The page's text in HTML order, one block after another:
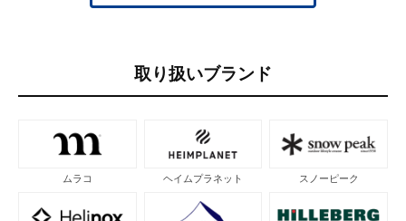
取り扱いブランド
ムラコ ヘイムプラネット スノーピーク